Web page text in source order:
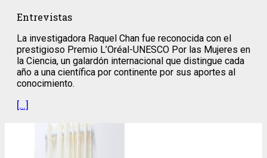
Entrevistas
La investigadora Raquel Chan fue reconocida con el
prestigioso Premio L’Oréal-UNESCO Por las Mujeres en
la Ciencia, un galardón internacional que distingue cada
año a una científica por continente por sus aportes al
conocimiento.
[…]